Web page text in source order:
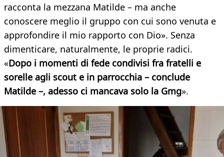
racconta la mezzana Matilde – ma anche
conoscere meglio il gruppo con cui sono venuta e
approfondire il mio rapporto con Dio». Senza
dimenticare, naturalmente, le proprie radici.
«Dopo i momenti di fede condivisi fra fratelli e
sorelle agli scout e in parrocchia – conclude
Matilde –, adesso ci mancava solo la Gmg».